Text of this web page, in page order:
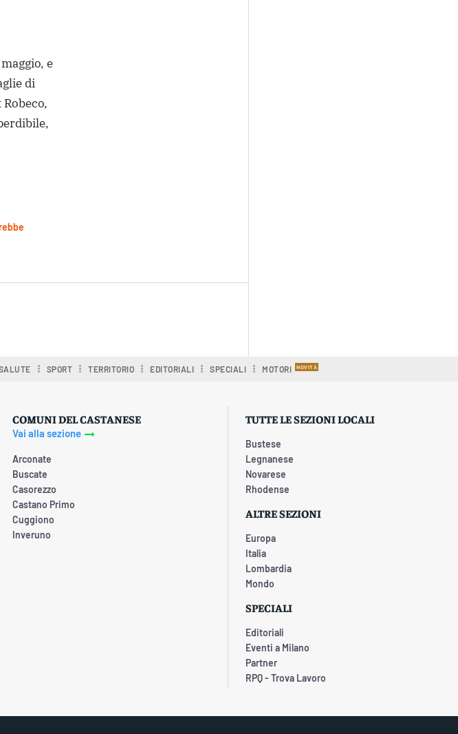
e
di
SPORT TERRITORIO EDITORIALI SPECIALI MOTORI
COMUNI DEL CASTANESE
Vai alla sezione
Arconate
Buscate
Casorezzo
Castano Primo
Cuggiono
Inveruno
TUTTE LE SEZIONI LOCALI
Bustese
Legnanese
Novarese
Rhodense
ALTRE SEZIONI
Europa
Italia
Lombardia
Mondo
SPECIALI
Editoriali
Eventi a Milano
Partner
RPQ - Trova Lavoro